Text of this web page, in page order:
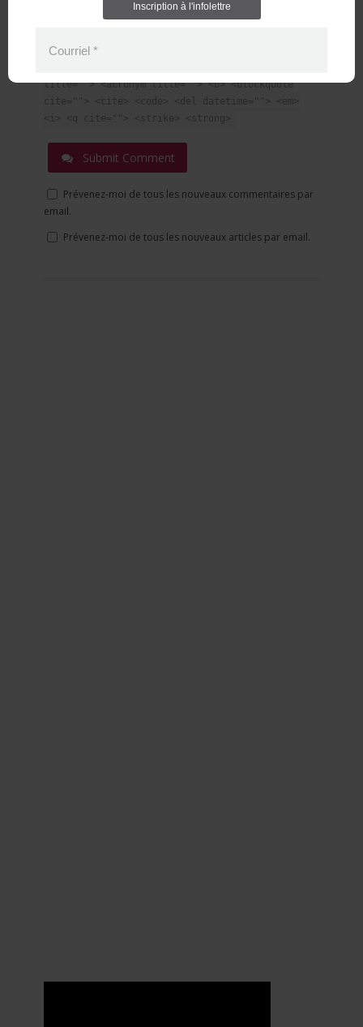
title=""> <acronym title=""> <b> <blockquote
cite=""> <cite> <code> <del datetime=""> <em>
<i> <q cite=""> <strike> <strong>
Submit Comment
Prévenez-moi de tous les nouveaux commentaires par
email.
Prévenez-moi de tous les nouveaux articles par email.
Inscription à l'infolettre
Courriel *